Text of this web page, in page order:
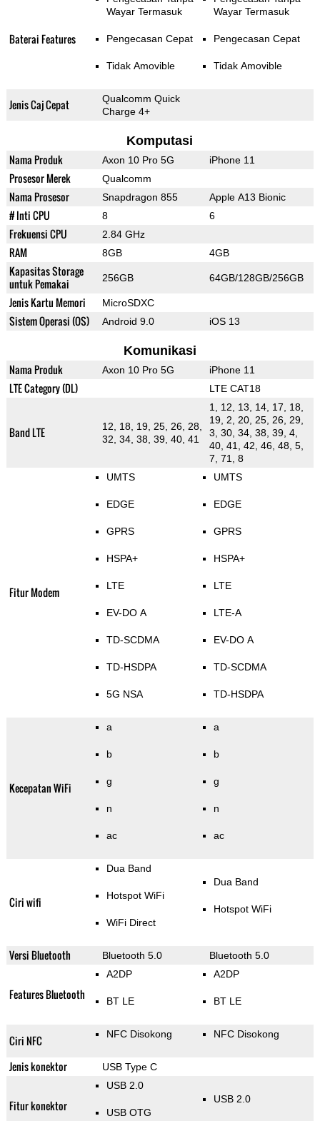
Baterai Features
Wayar Termasuk
Pengecasan Cepat
Tidak Amovible
Wayar Termasuk
Pengecasan Cepat
Tidak Amovible
Jenis Caj Cepat
Qualcomm Quick
Charge 4+
Komputasi
Nama Produk Axon 10 Pro 5G iPhone 11
Prosesor Merek Qualcomm
Nama Prosesor Snapdragon 855 Apple A13 Bionic
# Inti CPU 8 6
Frekuensi CPU 2.84 GHz
RAM 8GB 4GB
Kapasitas Storage
untuk Pemakai
256GB 64GB/128GB/256GB
Jenis Kartu Memori MicroSDXC
Sistem Operasi (OS) Android 9.0 iOS 13
Komunikasi
Nama Produk Axon 10 Pro 5G iPhone 11
LTE Category (DL) LTE CAT18
Band LTE
12, 18, 19, 25, 26, 28,
32, 34, 38, 39, 40, 41
1, 12, 13, 14, 17, 18,
19, 2, 20, 25, 26, 29,
3, 30, 34, 38, 39, 4,
40, 41, 42, 46, 48, 5,
7, 71, 8
Fitur Modem
UMTS
EDGE
GPRS
HSPA+
LTE
EV-DO A
TD-SCDMA
TD-HSDPA
5G NSA
UMTS
EDGE
GPRS
HSPA+
LTE
LTE-A
EV-DO A
TD-SCDMA
TD-HSDPA
Kecepatan WiFi
a
b
g
n
ac
a
b
g
n
ac
Ciri wifi
Dua Band
Hotspot WiFi
WiFi Direct
Dua Band
Hotspot WiFi
Versi Bluetooth Bluetooth 5.0 Bluetooth 5.0
Features Bluetooth
A2DP
BT LE
A2DP
BT LE
Ciri NFC NFC Disokong NFC Disokong
Jenis konektor USB Type C
Fitur konektor
USB 2.0
USB OTG
USB 2.0